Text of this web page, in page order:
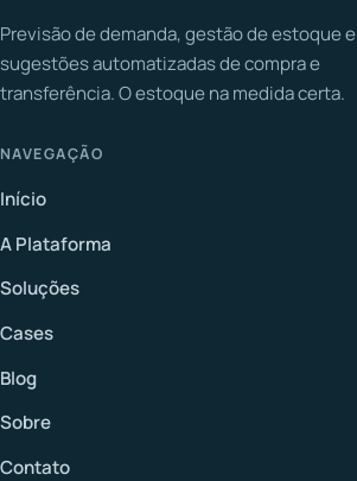
Previsão de demanda, gestão de estoque e
sugestões automatizadas de compra e
transferência. O estoque na medida certa.
NAVEGAÇÃO
Início
A Plataforma
Soluções
Cases
Blog
Sobre
Contato